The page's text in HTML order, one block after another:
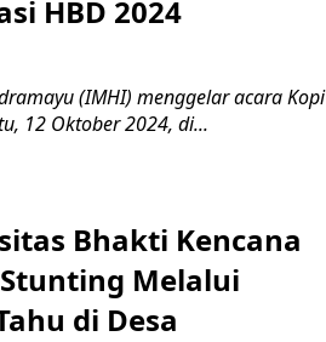
HBD 2024
(IMHI) menggelar acara Kopi
12 Oktober 2024, di...
Bhakti Kencana
Melalui
di Desa